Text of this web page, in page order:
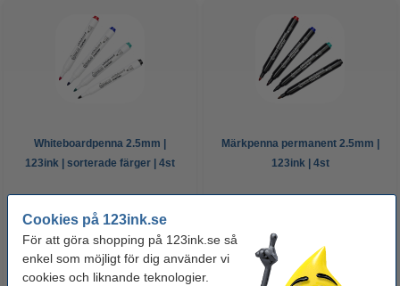
Cookies på 123ink.se
För att göra shopping på 123ink.se så
enkel som möjligt för dig använder vi
cookies och liknande teknologier.
Whiteboardpenna 2.5mm |
123ink | sorterade färger | 4st
Märkpenna permanent 2.5mm |
123ink | 4st